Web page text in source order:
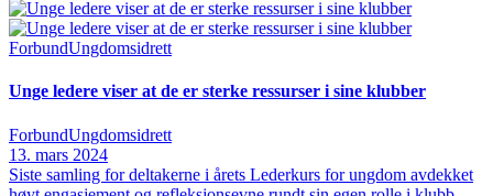
ForbundUngdomsidrett
Unge ledere viser at de er sterke ressurser i sine klubber
ForbundUngdomsidrett
13. mars 2024
Siste samling for deltakerne i årets Lederkurs for ungdom avdekket